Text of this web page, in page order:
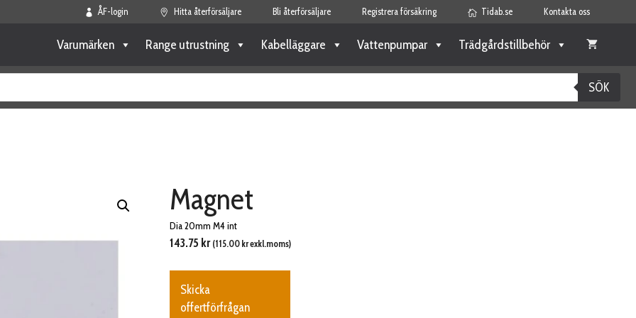
ÅF-login Hitta återförsäljare Bli återförsäljare Registrera försäkring Tidab.se Kontakta oss
Varumärken Range utrustning Kabelläggare Vattenpumpar Trädgårdstillbehör
SÖK
Magnet
Dia 20mm M4 int
143.75 kr (115.00 krexkl.moms)
Skicka
offertförfrågan